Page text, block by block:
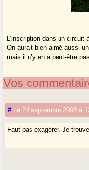
L’inscription dans un
On aurait bien aimé aussi
mais il n’y en a peut-être
Vos
# Le 24 septembre 2008 à
Faut pas exagérer. Je